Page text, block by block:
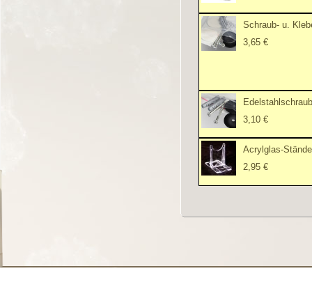
Schraub- u.
3,65 €
3,10 €
Acrylglas-
2,95 €